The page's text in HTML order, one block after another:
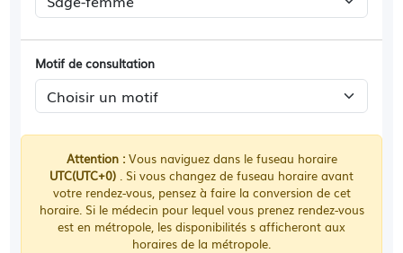
Motif de consultation
Attention :Vous naviguez dans le fuseau horaire
UTC(UTC+0) . Si vous changez de fuseau horaire avant
votre rendez-vous, pensez à faire la conversion de cet
horaire. Si le médecin pour lequel vous prenez rendez-vous
est en métropole, les disponibilités s afficheront aux
horaires de la métropole.